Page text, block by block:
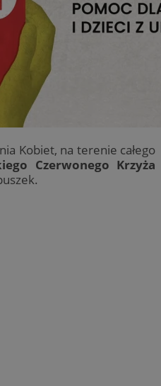
Kobiet, na terenie całego
Czerwonego Krzyża